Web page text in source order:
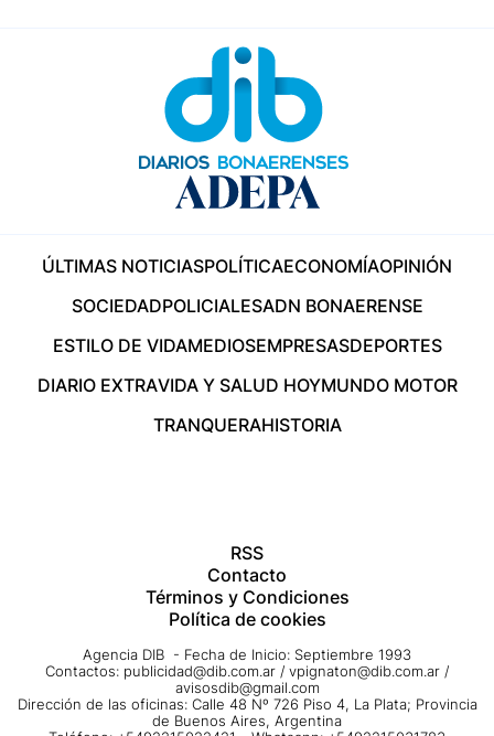
ÚLTIMAS NOTICIASPOLÍTICAECONOMÍAOPINIÓN
SOCIEDADPOLICIALESADN BONAERENSE
ESTILO DE VIDAMEDIOSEMPRESASDEPORTES
DIARIO EXTRAVIDA Y SALUD HOYMUNDO MOTOR
TRANQUERAHISTORIA
RSS
Contacto
Términos y Condiciones
Política de cookies
Agencia DIB - Fecha de Inicio: Septiembre 1993
Contactos: publicidad@dib.com.ar / vpignaton@dib.com.ar /
avisosdib@gmail.com
Dirección de las oficinas: Calle 48 Nº 726 Piso 4, La Plata; Provincia
de Buenos Aires, Argentina